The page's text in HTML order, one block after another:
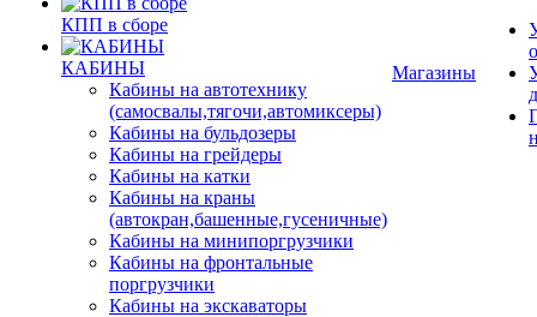
КПП в сборе
КАБИНЫ
Кабины на автотехнику
(самосвалы,тягочи,автомиксеры)
Кабины на бульдозеры
Кабины на грейдеры
Кабины на катки
Кабины на краны
(автокран,башенные,гусеничные)
Кабины на минипоргрузчики
Кабины на фронтальные
поргрузчики
Кабины на экскаваторы
Магазины